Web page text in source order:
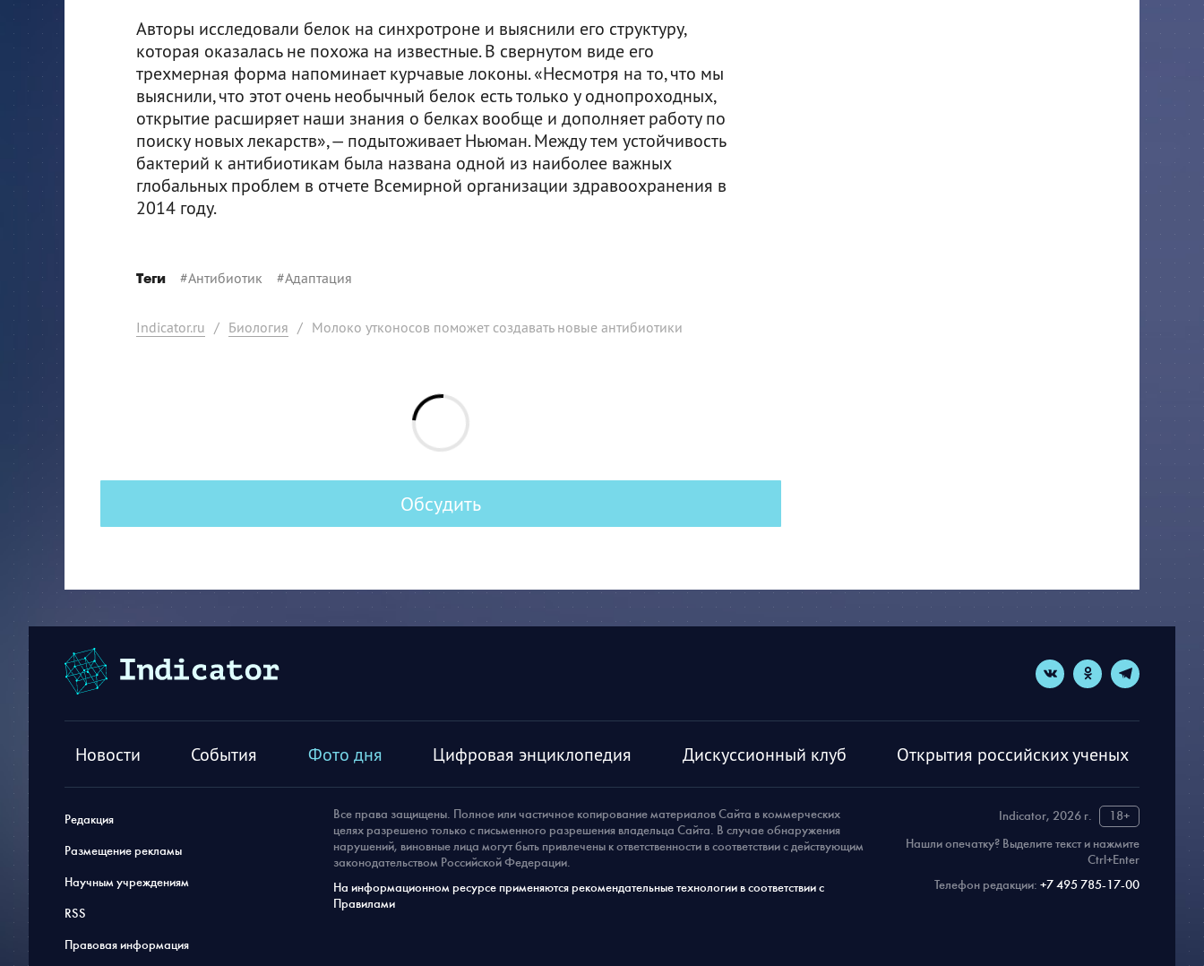
Авторы исследовали белок на синхротроне и выяснили его структуру,
которая оказалась не похожа на известные. В свернутом виде его
трехмерная форма напоминает курчавые локоны. «Несмотря на то, что мы
выяснили, что этот очень необычный белок есть только у однопроходных,
открытие расширяет наши знания о белках вообще и дополняет работу по
поиску новых лекарств», — подытоживает Ньюман. Между тем устойчивость
бактерий к антибиотикам была названа одной из наиболее важных
глобальных проблем в отчете Всемирной организации здравоохранения в
2014 году.
Теги #Антибиотик #Адаптация
Indicator.ru / Биология / Молоко утконосов поможет создавать новые антибиотики
Обсудить
Новости События Фото дня Цифровая энциклопедия Дискуссионный клуб Открытия российских ученых
Редакция
Размещение рекламы
Научным учреждениям
RSS
Правовая информация
Indicator, 2026 г.
18+
Нашли опечатку? Выделите текст и нажмите
Ctrl+Enter
Телефон редакции: +7 495 785-17-00
Все права защищены. Полное или частичное копирование материалов Сайта в коммерческих
целях разрешено только с письменного разрешения владельца Сайта. В случае обнаружения
нарушений, виновные лица могут быть привлечены к ответственности в соответствии с действующим
законодательством Российской Федерации.
На информационном ресурсе применяются рекомендательные технологии в соответствии с
Правилами